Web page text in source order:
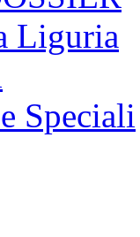
Liguria
Speciali